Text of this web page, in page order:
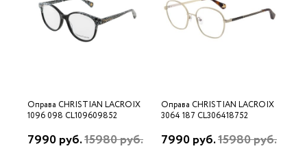
Оправа CHRISTIAN LACROIX
1096 098 CL109609852
7990 руб.15980 руб.
Оправа CHRISTIAN LACROIX
3064 187 CL306418752
7990 руб.15980 руб.